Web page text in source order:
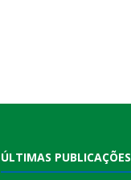
ÚLTIMAS PUBLICAÇÕES